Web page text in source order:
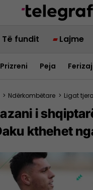
Të fundit Lajme
Prizreni Peja Ferizaj
> Ndërkombëtare > Ligat tjera
i
kthehet